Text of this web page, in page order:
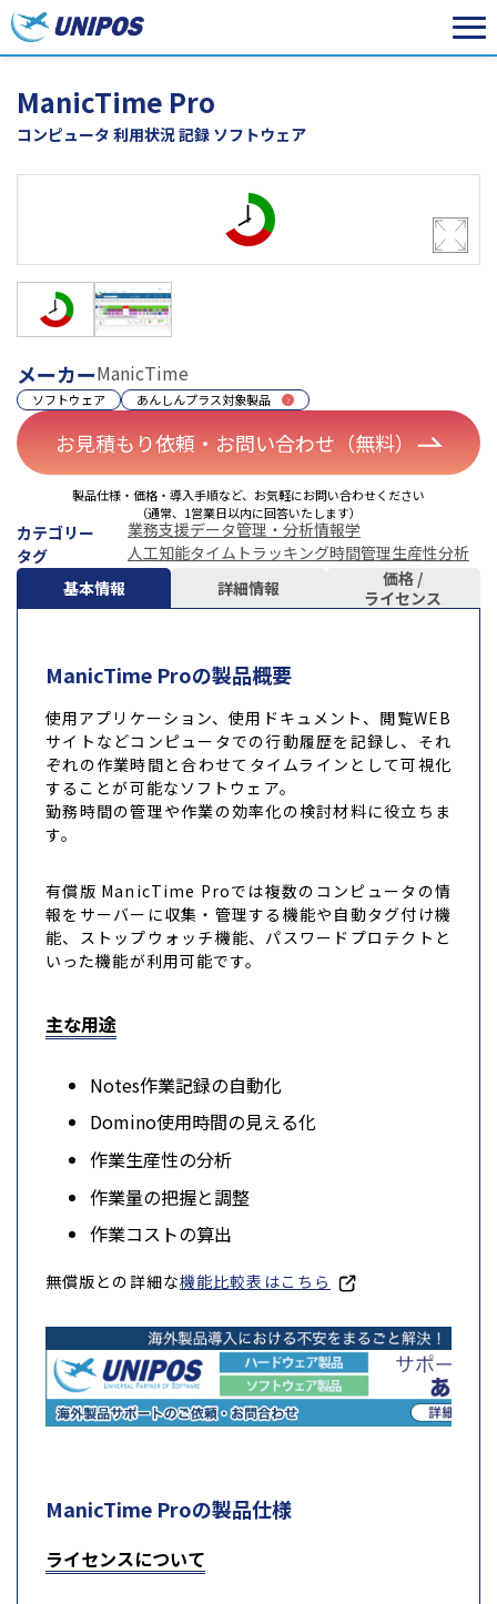
ManicTime Pro
コンピュータ 利用状況 記録 ソフトウェア
メーカーManicTime
ソフトウェア あんしんプラス対象製品
お見積もり依頼・お問い合わせ（無料）
製品仕様・価格・導入手順など、お気軽にお問い合わせください
（通常、1営業日以内に回答いたします）
カテゴリー 業務支援データ管理・分析情報学
タグ
人工知能タイムトラッキング時間管理生産性分析
基本情報
詳細情報
価格 /
ライセンス
ManicTime Proの製品概要
使用アプリケーション、使用ドキュメント、閲覧WEB
サイトなどコンピュータでの行動履歴を記録し、それ
ぞれの作業時間と合わせてタイムラインとして可視化
することが可能なソフトウェア。
勤務時間の管理や作業の効率化の検討材料に役立ちま
す。
有償版 ManicTime Proでは複数のコンピュータの情
報をサーバーに収集・管理する機能や自動タグ付け機
能、ストップウォッチ機能、パスワードプロテクトと
いった機能が利用可能です。
主な用途
Notes作業記録の自動化
Domino使用時間の見える化
作業生産性の分析
作業量の把握と調整
作業コストの算出
無償版との詳細な機能比較表はこちら
ManicTime Proの製品仕様
ライセンスについて